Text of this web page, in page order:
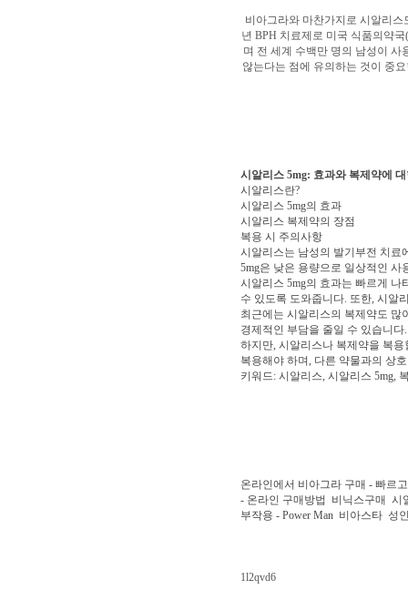
비아그라와 마찬가지로 시알리스
년 BPH 치료제로 미국 식품의약
며 전 세계 수백만 명의 남성이
않는다는 점에 유의하는 것이 중
시알리스 5mg: 효과와 복제약에
시알리스란?
시알리스 5mg의 효과
시알리스 복제약의 장점
복용 시 주의사항
시알리스는 남성의 발기부전 치료
5mg은 낮은 용량으로 일상적인
시알리스 5mg의 효과는 빠르게
수 있도록 도와줍니다. 또한, 시알
최근에는 시알리스의 복제약도 많
경제적인 부담을 줄일 수 있습니
하지만, 시알리스나 복제약을 복
복용해야 하며, 다른 약물과의 상
키워드: 시알리스, 시알리스 5mg,
온라인에서 비아그라 구매 - 빠르
- 온라인 구매방법
비닉스구매 시
부작용 - Power Man 비아스타 성
1l2qvd6